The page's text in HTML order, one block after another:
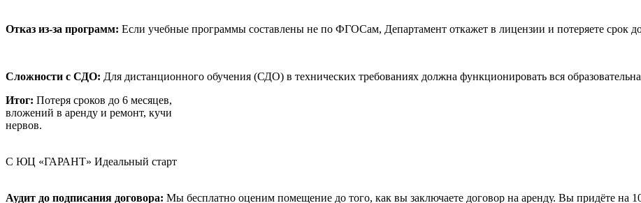
Отказ из-за программ: Если учебные программы составлены не по ФГОСам, Департамент откажет в лицензии и потеряете срок
Сложности с СДО: Для дистанционного обучения (СДО) в технических требованиях должна функционировать вся
Итог: Потеря сроков до 6 месяцев,
вложений в аренду и ремонт, кучи
нервов.
С ЮЦ «ГАРАНТ» Идеальный старт
Аудит до подписания договора: Мы бесплатно оценим помещение до того, как вы заключаете договор на аренду. Вы придёте на